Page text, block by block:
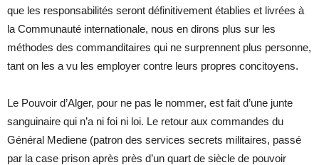
que les responsabilités seront définitivement établies et livrées à
la Communauté internationale, nous en dirons plus sur les
méthodes des commanditaires qui ne surprennent plus personne,
tant on les a vu les employer contre leurs propres concitoyens.
Le Pouvoir d’Alger, pour ne pas le nommer, est fait d’une junte
sanguinaire qui n’a ni foi ni loi. Le retour aux commandes du
Général Mediene (patron des services secrets militaires, passé
par la case prison après près d’un quart de siècle de pouvoir